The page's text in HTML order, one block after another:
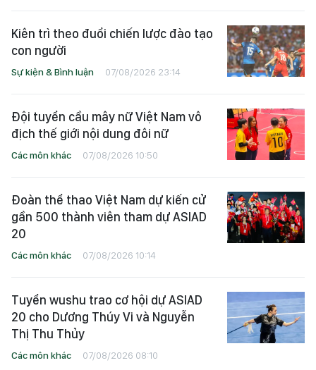
Kiên trì theo đuổi chiến lược đào tạo
con người
Sự kiện & Bình luận 07/08/2026 23:14
Đội tuyển cầu mây nữ Việt Nam vô
địch thế giới nội dung đôi nữ
Các môn khác 07/08/2026 10:50
Đoàn thể thao Việt Nam dự kiến cử
gần 500 thành viên tham dự ASIAD
20
Các môn khác 07/08/2026 10:14
Tuyển wushu trao cơ hội dự ASIAD
20 cho Dương Thúy Vi và Nguyễn
Thị Thu Thủy
Các môn khác 07/08/2026 08:10